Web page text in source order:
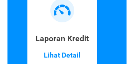
Laporan Kredit
Lihat Detail